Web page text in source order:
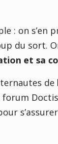
: on s’en
du sort.
et sa
de
forum